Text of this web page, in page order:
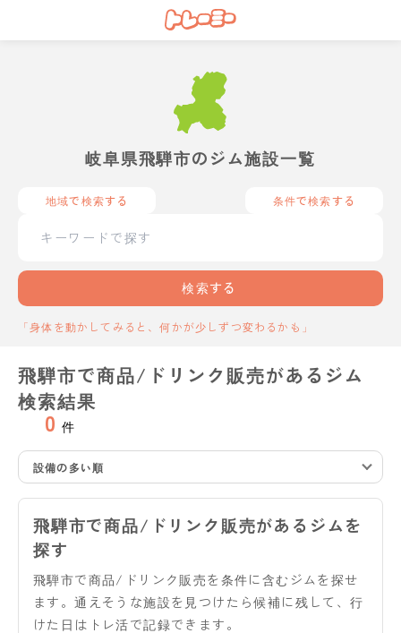
岐阜県飛騨市のジム施設一覧
地域で検索する 条件で検索する
検索する
「身体を動かしてみると、何かが少しずつ変わるかも」
飛騨市で商品/ドリンク販売があるジム
検索結果
0 件
設備の多い順
飛騨市で商品/ドリンク販売があるジムを
探す
飛騨市で商品/ドリンク販売を条件に含むジムを探せ
ます。通えそうな施設を見つけたら候補に残して、行
けた日はトレ活で記録できます。